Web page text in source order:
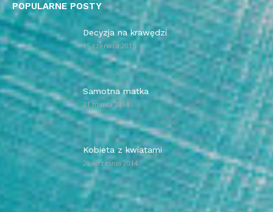
POPULARNE POSTY
Decyzja na krawędzi
15 czerwca 2015
Samotna matka
21 marca 2014
Kobieta z kwiatami
28 września 2014